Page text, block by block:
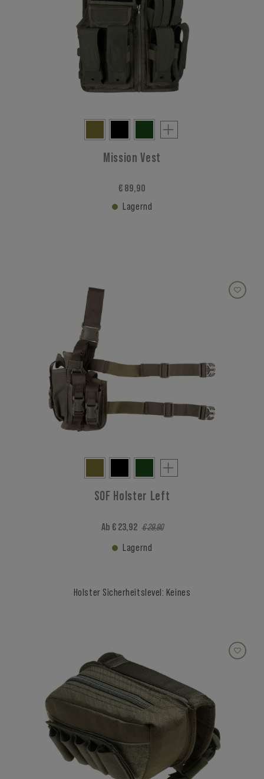
Mission Vest
€ 89,90
Lagernd
SOF Holster Left
Ab € 23,92 € 29,90
Lagernd
Holster Sicherheitslevel: Keines